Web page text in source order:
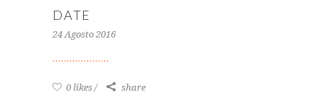
DATE
24 Agosto 2016
0 likes share